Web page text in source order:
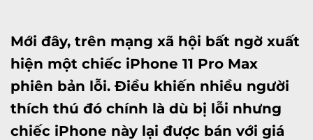
Mới đây, trên mạng xã hội bất ngờ xuất
hiện một chiếc iPhone 11 Pro Max
phiên bản lỗi. Điều khiến nhiều người
thích thú đó chính là dù bị lỗi nhưng
chiếc iPhone này lại được bán với giá